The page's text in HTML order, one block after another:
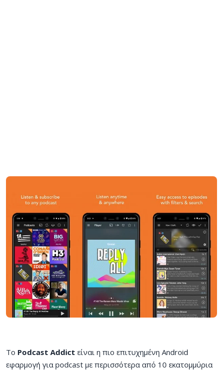
Το Podcast Addict είναι η πιο επιτυχημένη Android
εφαρμογή για podcast με περισσότερα από 10 εκατομμύρια